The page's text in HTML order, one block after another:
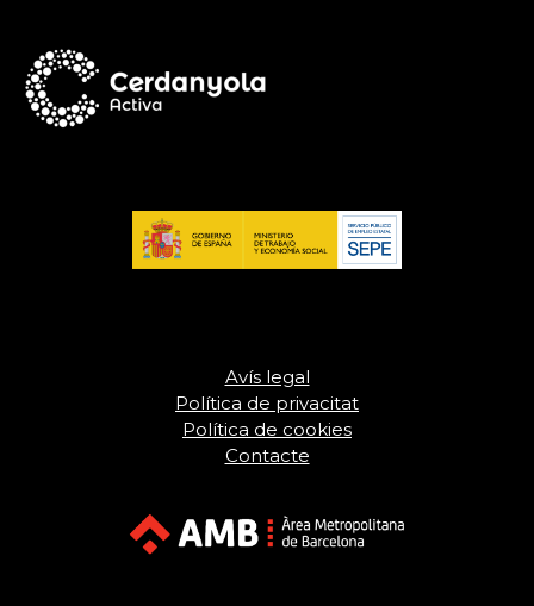
Avís legal
Política de privacitat
Política de cookies
Contacte